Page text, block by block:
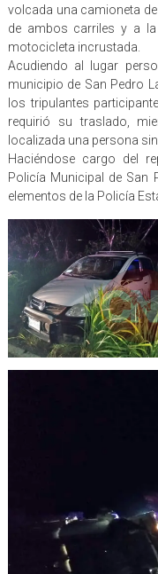
volcada una camioneta
de ambos carriles y a
motocicleta incrustada.
Acudiendo al lugar
municipio de San Pedro
los tripulantes
requirió su traslado,
localizada una persona sin
Haciéndose cargo del
Policía Municipal de San
elementos de la Policía